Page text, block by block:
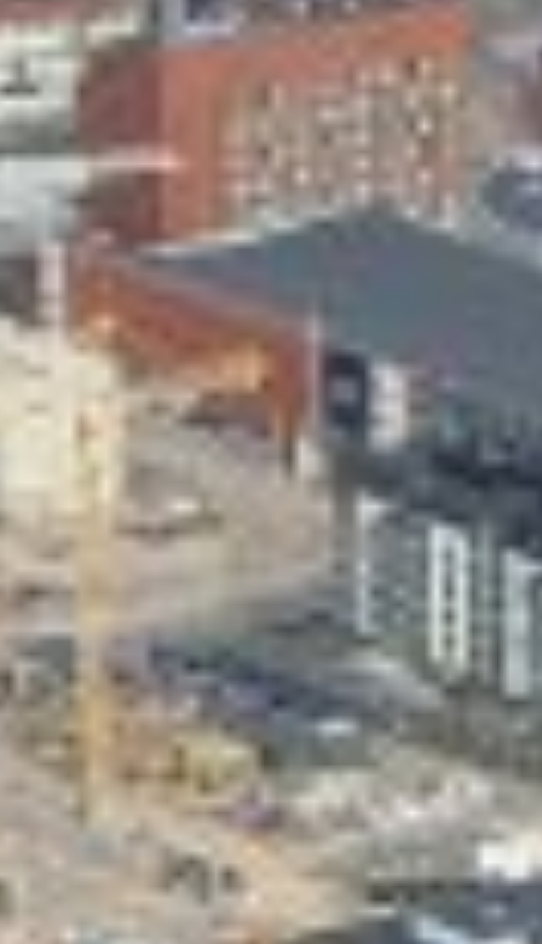
Skeittihalli
Varhaiskasvatus
Ateria- ja välipalamaksut
Mämminiemi
Taideapteekki
Kirjasto
Valon Kaupunki
Lasten Lysti & LystiKylä-festivaali
Ohje
English